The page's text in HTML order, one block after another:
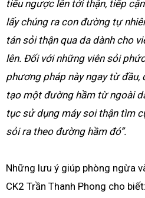
tiểu ngược lên tới thận, tiếp
lấy chúng ra con đường tự
tán sỏi thận qua da dành cho
lên. Đối với những viên sỏi
phương pháp này ngay từ đầu,
tạo một đường hầm từ ngoài
tục sử dụng máy soi thận tìm
sỏi ra theo đường hầm đó”.
Những lưu ý giúp phòng ngừa
CK2 Trần Thanh Phong cho biết: